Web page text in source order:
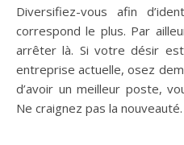
Diversifiez-vous afin
correspond le plus. Par
arrêter là. Si votre désir
entreprise actuelle, osez
d’avoir un meilleur poste,
Ne craignez pas la nouveauté.